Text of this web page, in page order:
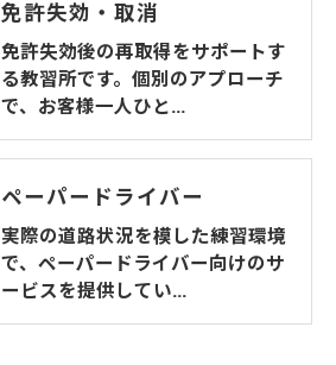
免許失効・取消
免許失効後の再取得をサポートす
る教習所です。個別のアプローチ
で、お客様一人ひと…
ペーパードライバー
実際の道路状況を模した練習環境
で、ペーパードライバー向けのサ
ービスを提供してい…